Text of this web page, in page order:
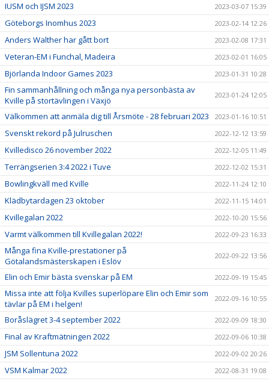
IUSM och IJSM 2023 2023-03-07 15:39
Göteborgs Inomhus 2023 2023-02-14 12:26
Anders Walther har gått bort 2023-02-08 17:31
Veteran-EM i Funchal, Madeira 2023-02-01 16:05
Björlanda Indoor Games 2023 2023-01-31 10:28
Fin sammanhållning och många nya personbästa av
Kville på stortävlingen i Växjö
2023-01-24 12:05
Välkommen att anmäla dig till Årsmöte - 28 februari 2023 2023-01-16 10:51
Svenskt rekord på Julruschen 2022-12-12 13:59
Kvilledisco 26 november 2022 2022-12-05 11:49
Terrängserien 3:4 2022 i Tuve 2022-12-02 15:31
Bowlingkväll med Kville 2022-11-24 12:10
Klädbytardagen 23 oktober 2022-11-15 14:01
Kvillegalan 2022 2022-10-20 15:56
Varmt välkommen till Kvillegalan 2022! 2022-09-23 16:33
Många fina Kville-prestationer på
Götalandsmästerskapen i Eslöv
2022-09-22 13:56
Elin och Emir bästa svenskar på EM 2022-09-19 15:45
Missa inte att följa Kvilles superlöpare Elin och Emir som
tävlar på EM i helgen!
2022-09-16 10:55
Boråslägret 3-4 september 2022 2022-09-09 18:30
Final av Kraftmätningen 2022 2022-09-06 10:38
JSM Sollentuna 2022 2022-09-02 20:26
VSM Kalmar 2022 2022-08-31 19:08